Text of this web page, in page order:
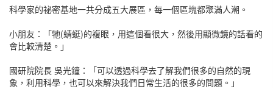
科學家的祕密基地一共分成五大展區，每一個區塊都聚滿人潮。
小朋友：「牠(蜻蜓)的複眼，用這個看很大，然後用顯微鏡的話看的
會比較清楚。」
國研院院長 吳光鐘：「可以透過科學去了解我們很多的自然的現
象，利用科學，也可以來解決我們日常生活的很多的問題。」